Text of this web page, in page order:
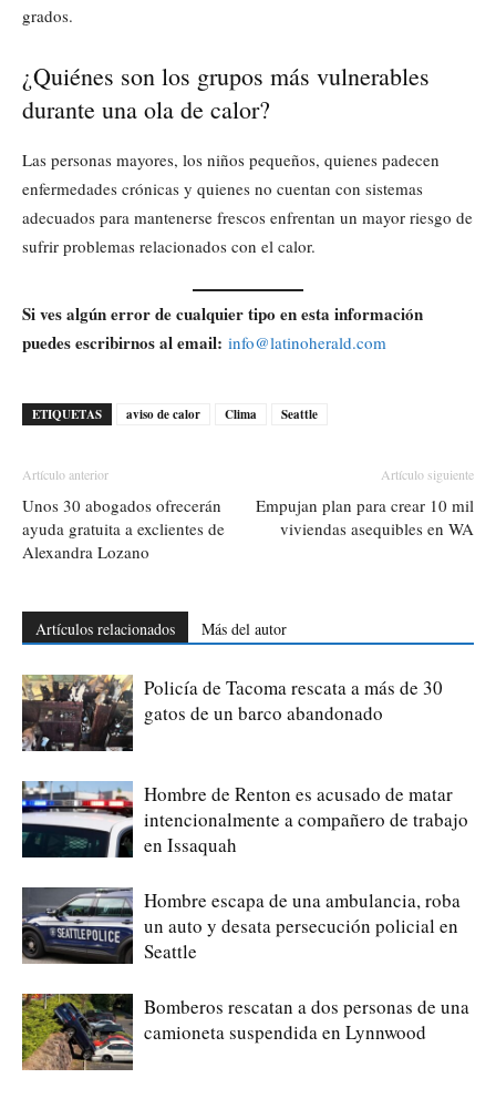
grados.
¿Quiénes son los grupos más vulnerables
durante una ola de calor?
Las personas mayores, los niños pequeños, quienes padecen
enfermedades crónicas y quienes no cuentan con sistemas
adecuados para mantenerse frescos enfrentan un mayor riesgo de
sufrir problemas relacionados con el calor.
Si ves algún error de cualquier tipo en esta información
puedes escribirnos al email: info@latinoherald.com
ETIQUETAS aviso de calor Clima Seattle
Artículo anterior
Unos 30 abogados ofrecerán
ayuda gratuita a exclientes de
Alexandra Lozano
Artículo siguiente
Empujan plan para crear 10 mil
viviendas asequibles en WA
Artículos relacionados Más del autor
Policía de Tacoma rescata a más de 30
gatos de un barco abandonado
Hombre de Renton es acusado de matar
intencionalmente a compañero de trabajo
en Issaquah
Hombre escapa de una ambulancia, roba
un auto y desata persecución policial en
Seattle
Bomberos rescatan a dos personas de una
camioneta suspendida en Lynnwood